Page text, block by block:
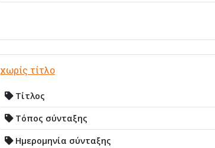
χωρίς τίτλο
Τίτλος
Τόπος σύνταξης
Ημερομηνία σύνταξης